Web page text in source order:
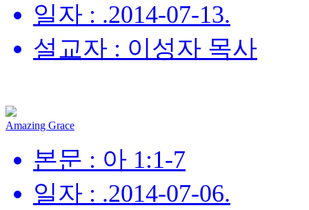
일자 : .2014-07-13.
설교자 : 이성자 목사
Amazing Grace
본문 : 아 1:1-7
일자 : .2014-07-06.